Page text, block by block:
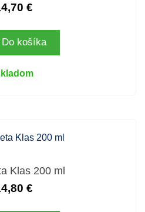
€
Do košíka
Klas 200 ml
€